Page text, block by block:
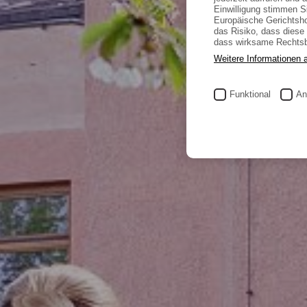
Einwilligung stimmen
Europäische
das Risiko, dass diese
dass wirksame
Weitere Informationen
Funktional